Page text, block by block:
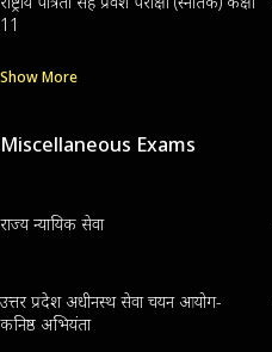
11
Show More
Miscellaneous Exams
राज्य न्यायिक सेवा
उत्तर प्रदेश अधीनस्थ सेवा चयन आयोग-
कनिष्ठ अभियंता